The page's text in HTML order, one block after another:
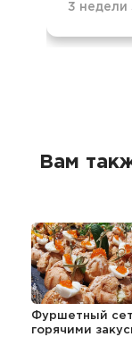
3 недели
Вам
Фуршетный
горячими